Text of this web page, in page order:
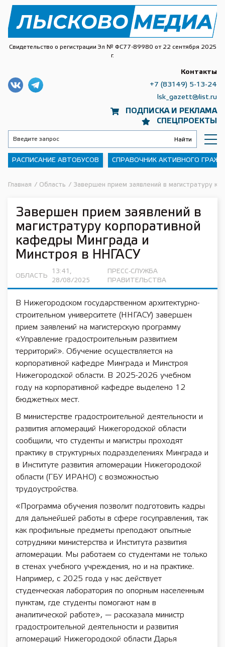
Свидетельство о регистрации Эл № ФС77-89980 от 22 сентября 2025
г.
ПОДПИСКА И РЕКЛАМА
СПЕЦПРОЕКТЫ
Контакты
+7 (83149) 5-13-24
lsk_gazett@list.ru
РАСПИСАНИЕ АВТОБУСОВ СПРАВОЧНИК АКТИВНОГО
Главная / Область / Завершен прием заявлений в магистратуру
Завершен прием заявлений в
магистратуру корпоративной
кафедры Минграда и
Минстроя в ННГАСУ
ОБЛАСТЬ
13:41,
28/08/2025
ПРЕСС-СЛУЖБА
ПРАВИТЕЛЬСТВА
В Нижегородском государственном архитектурно-
строительном университете (ННГАСУ) завершен
прием заявлений на магистерскую программу
«Управление градостроительным развитием
территорий». Обучение осуществляется на
корпоративной кафедре Минграда и Минстроя
Нижегородской области. В 2025-2026 учебном
году на корпоративной кафедре выделено 12
бюджетных мест.
В министерстве градостроительной деятельности и
развития агломераций Нижегородской области
сообщили, что студенты и магистры проходят
практику в структурных подразделениях Минграда и
в Институте развития агломерации Нижегородской
области (ГБУ ИРАНО) с возможностью
трудоустройства.
«Программа обучения позволит подготовить кадры
для дальнейшей работы в сфере госуправления, так
как профильные предметы преподают опытные
сотрудники министерства и Института развития
агломерации. Мы работаем со студентами не только
в стенах учебного учреждения, но и на практике.
Например, с 2025 года у нас действует
студенческая лаборатория по опорным населенным
пунктам, где студенты помогают нам в
аналитической работе», — рассказала министр
градостроительной деятельности и развития
агломераций Нижегородской области Дарья